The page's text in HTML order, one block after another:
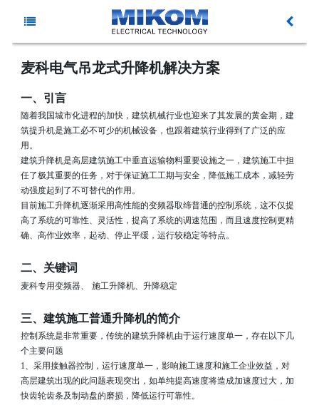
菜新
闻
动
态
产
品
中
心
资
料
下
载
解
决
方
案
服
务
与
关
于
电
麦科电气吊龙式升降机解决方案
一、引言
随着我国城市化进程的加快，建筑机械行业也迎来了其发展的黄金期，建
筑提升机是施工必不可少的机械设备，也跟着建筑行业得到了广泛的应
用。
建筑升降机是高层建筑施工中垂直运输物料重要设施之一，建筑施工中担
任了极其重要的任务，对于保证施工工期与安全，降低施工成本，减轻劳
动强度起到了不可替代的作用。
目前施工升降机逐渐采用高性能的变频器取缔普通的控制系统，这不仅提
高了系统的可靠性、灵活性，提高了系统的调速范围，而且速度控制更精
确、高作业效率，起动、停止平缓，运行较稳定等特点。
二、关键词
麦科专用变频器、 施工升降机、升降稳定
三、建筑施工普通升降机的简介
控制系统是非常重要，传统的建筑升降机由于运行速度单一，存在以下几
个主要问题
1、采用接触器控制，运行速度单一，影响施工速度和施工企业效益，对
高层建筑出现的此问题表现突出，如单纯提高速度将造成加速度过大，加
快齿轮齿条及制动盘的磨损，降低运行可靠性。